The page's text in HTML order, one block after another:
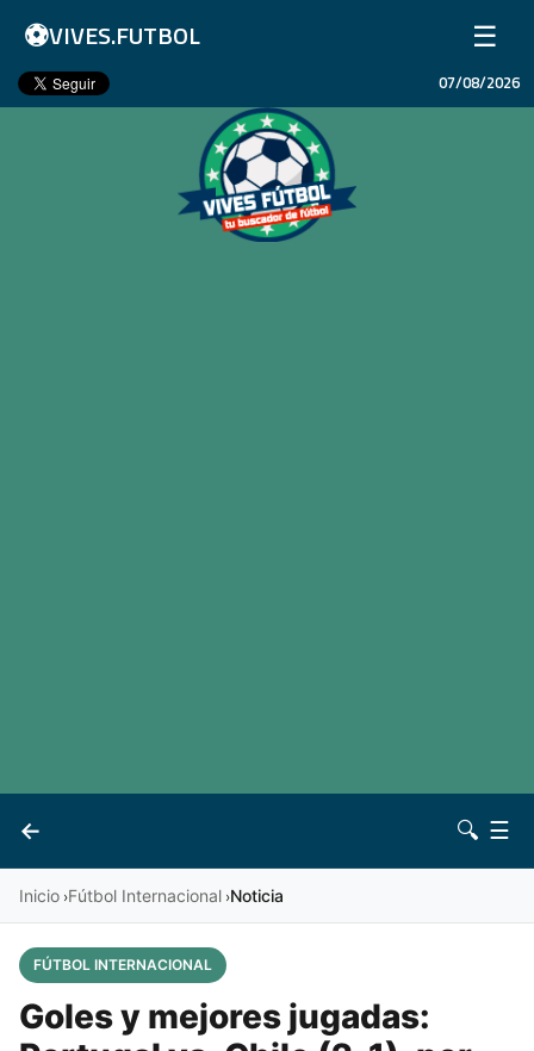
⚽VIVES.FUTBOL ☰
Inicio
07/08/2026
←
Vives 🔍 ☰
Inicio ›Fútbol Internacional ›Noticia
FÚTBOL INTERNACIONAL
Goles y mejores jugadas: